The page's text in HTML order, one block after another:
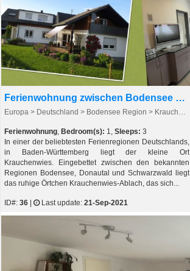
Ferienwohnung zwischen Bodensee und Schwarzwald
Europa > Deutschland > Bodensee Region > Krauchenwies - Ablach > Krauchenwies - Ablach
Ferienwohnung, Bedroom(s): 1, Sleeps: 3
In einer der beliebtesten Ferienregionen Deutschlands,
in Baden-Württemberg liegt der kleine Ort
Krauchenwies. Eingebettet zwischen den bekannten
Regionen Bodensee, Donautal und Schwarzwald liegt
das ruhige Örtchen Krauchenwies-Ablach, das sich...
ID#: 36 Last update: 21-Sep-2021